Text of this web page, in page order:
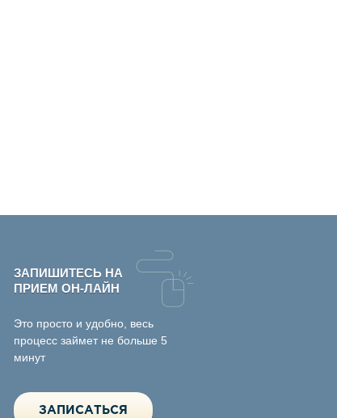
ЗАПИШИТЕСЬ НА
ПРИЕМ ОН-ЛАЙН
Это просто и удобно, весь
процесс займет не больше 5
минут
ЗАПИСАТЬСЯ